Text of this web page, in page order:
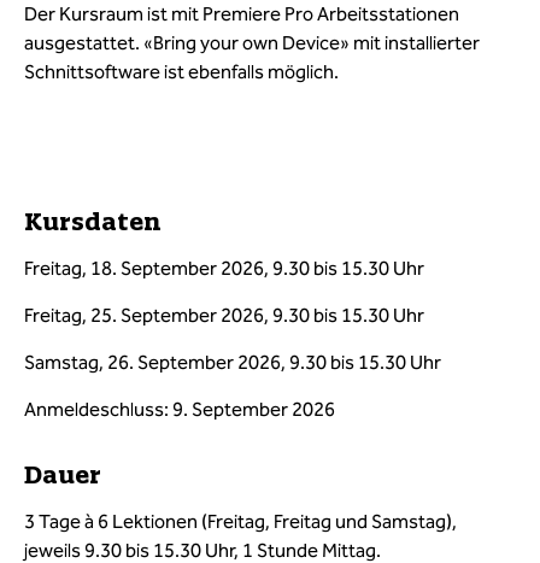
Der Kursraum ist mit Premiere Pro Arbeitsstationen
ausgestattet. «Bring your own Device» mit installierter
Schnittsoftware ist ebenfalls möglich.
Kursdaten
Freitag, 18. September 2026, 9.30 bis 15.30 Uhr
Freitag, 25. September 2026, 9.30 bis 15.30 Uhr
Samstag, 26. September 2026, 9.30 bis 15.30 Uhr
Anmeldeschluss: 9. September 2026
Dauer
3 Tage à 6 Lektionen (Freitag, Freitag und Samstag),
jeweils 9.30 bis 15.30 Uhr, 1 Stunde Mittag.